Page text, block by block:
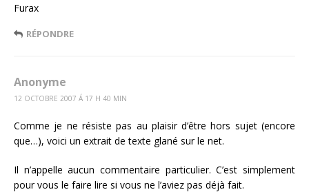
Furax
RÉPONDRE
Anonyme
12 OCTOBRE 2007 Á 17 H 40 MIN
Comme je ne résiste pas au plaisir d’être hors sujet (encore
que…), voici un extrait de texte glané sur le net.
Il n’appelle aucun commentaire particulier. C’est simplement
pour vous le faire lire si vous ne l’aviez pas déjà fait.